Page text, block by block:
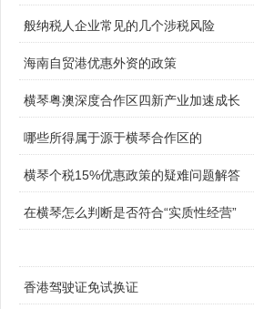
般纳税人企业常见的几个涉税风险
海南自贸港优惠外资的政策
横琴粤澳深度合作区四新产业加速成长
哪些所得属于源于横琴合作区的
横琴个税15%优惠政策的疑难问题解答
在横琴怎么判断是否符合“实质性经营”
香港驾驶证免试换证